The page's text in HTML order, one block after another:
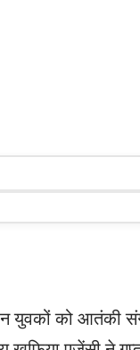
युवकों को आतंकी